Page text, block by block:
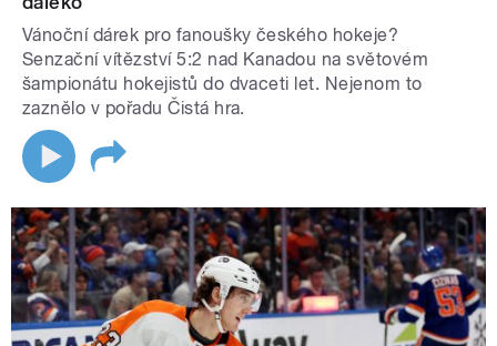
Vánoční dárek pro fanoušky českého hokeje?
Senzační vítězství 5:2 nad Kanadou na světovém
šampionátu hokejistů do dvaceti let. Nejenom to
zaznělo v pořadu Čistá hra.